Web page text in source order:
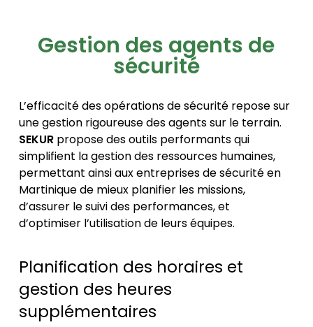
Gestion des agents de
sécurité
L’efficacité des opérations de sécurité repose sur
une gestion rigoureuse des agents sur le terrain.
SEKURpropose des outils performants qui
simplifient la gestion des ressources humaines,
permettant ainsi aux entreprises de sécurité en
Martinique de mieux planifier les missions,
d’assurer le suivi des performances, et
d’optimiser l’utilisation de leurs équipes.
Planification des horaires et
gestion des heures
supplémentaires